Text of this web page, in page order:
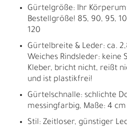
Gürtelgröße: Ihr
Bestellgröße! 85, 90, 95,
120
Gürtelbreite & Leder: ca.
Weiches Rindsleder: keine
Kleber, bricht nicht, reißt
und ist plastikfrei!
Gürtelschnalle: schlichte
messingfarbig, Maße: 4
Stil: Zeitloser, günstiger